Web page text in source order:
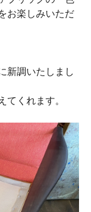
お楽しみいただ
新調いたしまし
てくれます。